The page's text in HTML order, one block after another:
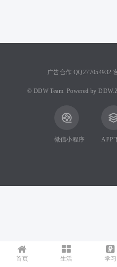
首页 生活 学习
广告合作 QQ277054932
© DDW Team. Powered by
微信小程序 APP